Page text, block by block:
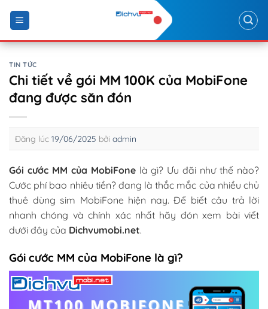
content
TIN TỨC
Chi tiết về gói MM 100K của MobiFone
đang được săn đón
Đăng lúc 19/06/2025 bởi admin
Gói cước MM của MobiFonelà gì? Ưu đãi như thế nào?
Cước phí bao nhiêu tiền? đang là thắc mắc của nhiều chủ
thuê dùng sim MobiFone hiện nay. Để biết câu trả lời
nhanh chóng và chính xác nhất hãy đón xem bài viết
dưới đây của Dichvumobi.net.
Gói cước MM của MobiFone là gì?